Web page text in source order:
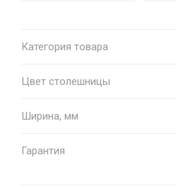
Категория товара
Цвет столешницы
Ширина, мм
Гарантия